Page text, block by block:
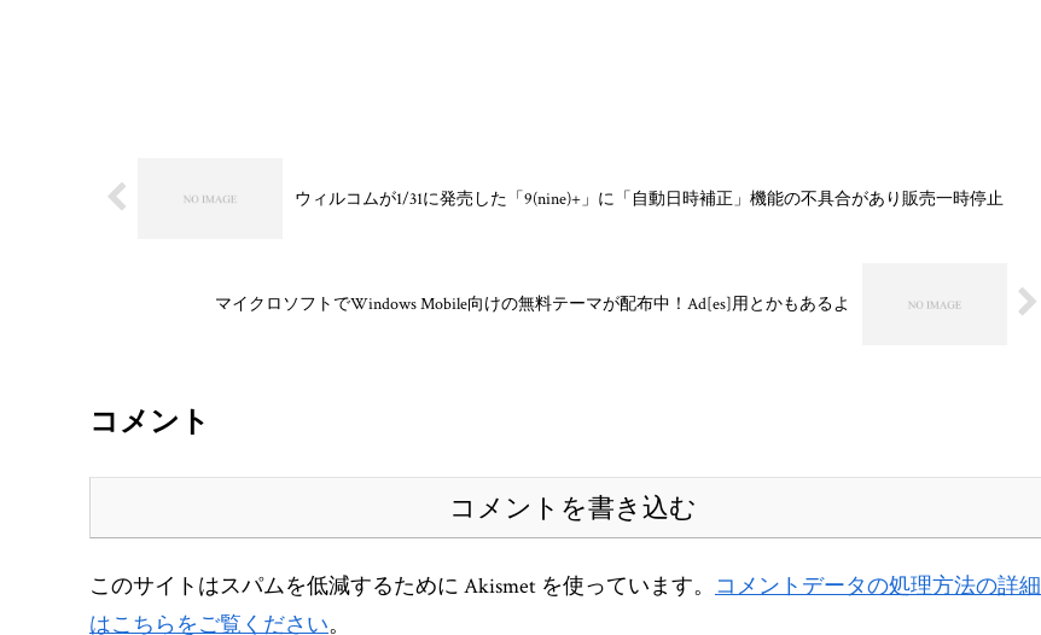
ウィルコムが1/31に発売した「9(nine)+」に「自動日時補正」機能の不具合があり販売一時停止
マイクロソフトでWindows Mobile向けの無料テーマが配布中！Ad[es]用とかもあるよ
コメント
コメントを書き込む
このサイトはスパムを低減するために Akismet を使っています。 コメントデータの処理方法の詳細
はこちらをご覧ください。